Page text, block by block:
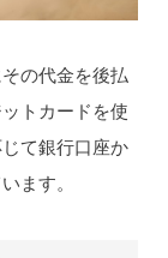
の代金を後払
トカードを使
て銀行口座か
ます。